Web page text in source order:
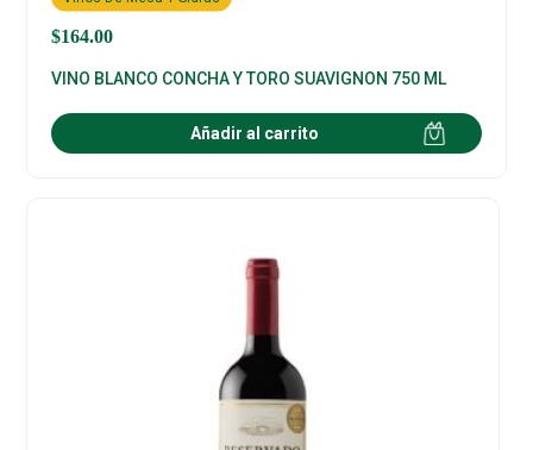
$164.00
VINO BLANCO CONCHA Y TORO SUAVIGNON 750 ML
Añadir al carrito